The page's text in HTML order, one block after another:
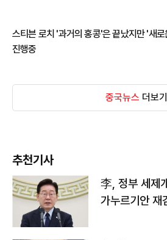
스티븐 로치 '과거의 홍콩'은 끝났지만 '새
진행중
중국뉴스 더보기
추천기사
李, 정부 세제
가누르기안 재